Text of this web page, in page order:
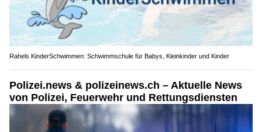
Rahels KinderSchwimmen: Schwimmschule für Babys, Kleinkinder und Kinder
Polizei.news & polizeinews.ch – Aktuelle News
von Polizei, Feuerwehr und Rettungsdiensten